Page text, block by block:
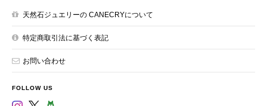
天然石ジュエリーの CANECRYについて
特定商取引法に基づく表記
お問い合わせ
FOLLOW US